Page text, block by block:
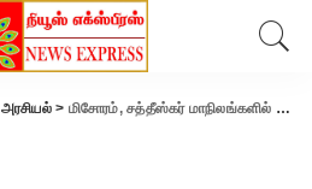
அரசியல்> மிசோரம், சத்தீஸ்கர் மாநிலங்களில் வாக்குப்பதிவு துவங்கியது..!